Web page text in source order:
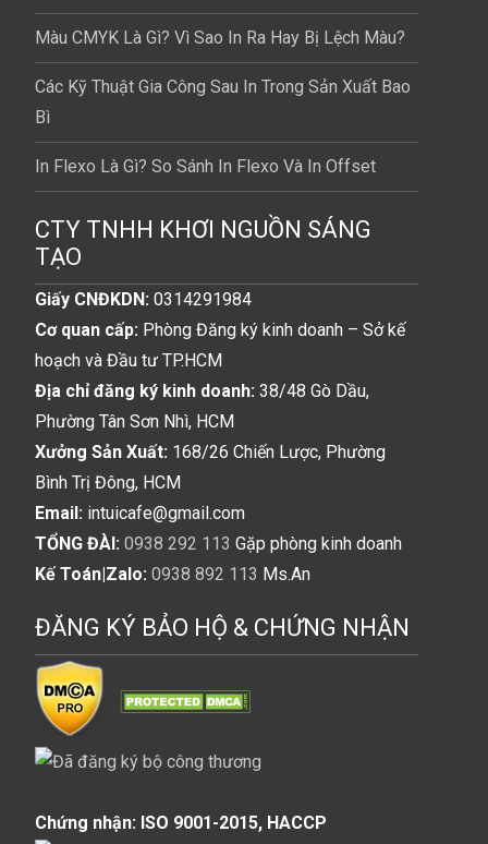
Màu CMYK Là Gì? Vì Sao In Ra Hay Bị Lệch Màu?
Các Kỹ Thuật Gia Công Sau In Trong Sản Xuất Bao
Bì
In Flexo Là Gì? So Sánh In Flexo Và In Offset
CTY TNHH KHƠI NGUỒN SÁNG
TẠO
Giấy CNĐKDN: 0314291984
Cơ quan cấp: Phòng Đăng ký kinh doanh – Sở kế
hoạch và Đầu tư TP.HCM
Địa chỉ đăng ký kinh doanh: 38/48 Gò Dầu,
Phường Tân Sơn Nhì, HCM
Xưởng Sản Xuất: 168/26 Chiến Lược, Phường
Bình Trị Đông, HCM
Email: intuicafe@gmail.com
TỔNG ĐÀI: 0938 292 113 Gặp phòng kinh doanh
Kế Toán|Zalo: 0938 892 113 Ms.An
ĐĂNG KÝ BẢO HỘ & CHỨNG NHẬN
Chứng nhận: ISO 9001-2015, HACCP